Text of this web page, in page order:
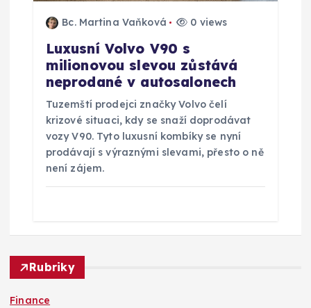
Bc. Martina Vaňková 0 views
Luxusní Volvo V90 s
milionovou slevou zůstává
neprodané v autosalonech
Tuzemští prodejci značky Volvo čelí
krizové situaci, kdy se snaží doprodávat
vozy V90. Tyto luxusní kombíky se nyní
prodávají s výraznými slevami, přesto o ně
není zájem.
Rubriky
Finance